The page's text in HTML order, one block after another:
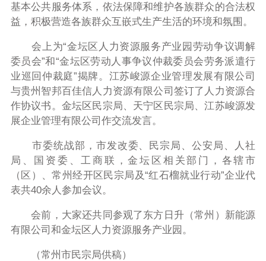
基本公共服务体系，依法保障和维护各族群众的合法权
益，积极营造各族群众互嵌式生产生活的环境和氛围。
会上为“金坛区人力资源服务产业园劳动争议调解
委员会”和“金坛区劳动人事争议仲裁委员会劳务派遣行
业巡回仲裁庭”揭牌。江苏峻源企业管理发展有限公司
与贵州智邦百佳信人力资源有限公司签订了人力资源合
作协议书。金坛区民宗局、天宁区民宗局、江苏峻源发
展企业管理有限公司作交流发言。
市委统战部，市发改委、民宗局、公安局、人社
局、国资委、工商联，金坛区相关部门，各辖市
（区）、常州经开区民宗局及“红石榴就业行动”企业代
表共40余人参加会议。
会前，大家还共同参观了东方日升（常州）新能源
有限公司和金坛区人力资源服务产业园。
（常州市民宗局供稿）